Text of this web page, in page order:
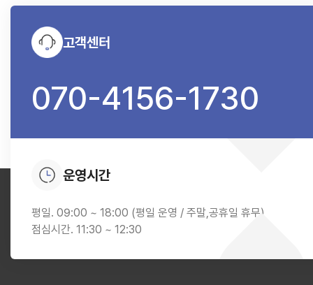
고객센터
070-4156-1730
운영시간
평일. 09:00 ~ 18:00 (평일 운영 / 주말,공휴일 휴무)
점심시간. 11:30 ~ 12:30